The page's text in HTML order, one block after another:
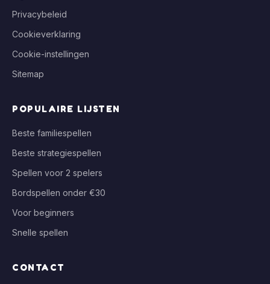
Privacybeleid
Cookieverklaring
Cookie-instellingen
Sitemap
POPULAIRE LIJSTEN
Beste familiespellen
Beste strategiespellen
Spellen voor 2 spelers
Bordspellen onder €30
Voor beginners
Snelle spellen
CONTACT